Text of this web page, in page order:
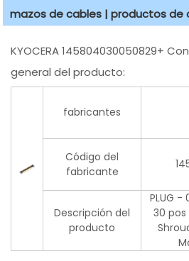
mazos de cables | productos de
KYOCERA 145804030050829+
general del producto:
fabricantes
Código del
fabricante
Descripción del
producto
PLUG -
30